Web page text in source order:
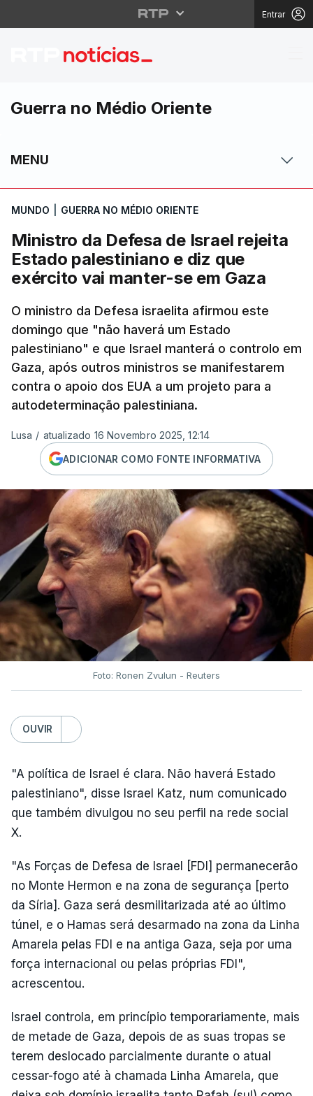
Entrar
Ministro da Defesa
Guerra no Médio Oriente
MENU
MUNDO GUERRA NO MÉDIO ORIENTE
Ministro da Defesa de Israel rejeita
Estado palestiniano e diz que
exército vai manter-se em Gaza
O ministro da Defesa israelita afirmou este
domingo que "não haverá um Estado
palestiniano" e que Israel manterá o controlo em
Gaza, após outros ministros se manifestarem
contra o apoio dos EUA a um projeto para a
autodeterminação palestiniana.
Lusa / atualizado 16 Novembro 2025, 12:14
ADICIONAR COMO FONTE INFORMATIVA
Foto: Ronen Zvulun - Reuters
OUVIR
"A política de Israel é clara. Não haverá Estado
palestiniano", disse Israel Katz, num comunicado
que também divulgou no seu perfil na rede social
X.
"As Forças de Defesa de Israel [FDI] permanecerão
no Monte Hermon e na zona de segurança [perto
da Síria]. Gaza será desmilitarizada até ao último
túnel, e o Hamas será desarmado na zona da Linha
Amarela pelas FDI e na antiga Gaza, seja por uma
força internacional ou pelas próprias FDI",
acrescentou.
Israel controla, em princípio temporariamente, mais
de metade de Gaza, depois de as suas tropas se
terem deslocado parcialmente durante o atual
cessar-fogo até à chamada Linha Amarela, que